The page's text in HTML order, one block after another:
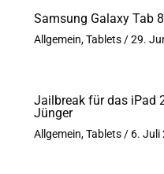
Samsung Galaxy Tab
Allgemein,Tablets/29.
Jailbreak für das iPad
Jünger
Allgemein,Tablets/ 6. Juli